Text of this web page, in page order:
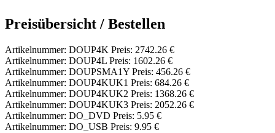
Preisübersicht / Bestellen
Artikelnummer: DOUP4K Preis: 2742.26 €
Artikelnummer: DOUP4L Preis: 1602.26 €
Artikelnummer: DOUPSMA1Y Preis: 456.26 €
Artikelnummer: DOUP4KUK1 Preis: 684.26 €
Artikelnummer: DOUP4KUK2 Preis: 1368.26 €
Artikelnummer: DOUP4KUK3 Preis: 2052.26 €
Artikelnummer: DO_DVD Preis: 5.95 €
Artikelnummer: DO_USB Preis: 9.95 €